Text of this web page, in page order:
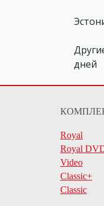
дней
Royal
Royal
Video
Classic+
Classic